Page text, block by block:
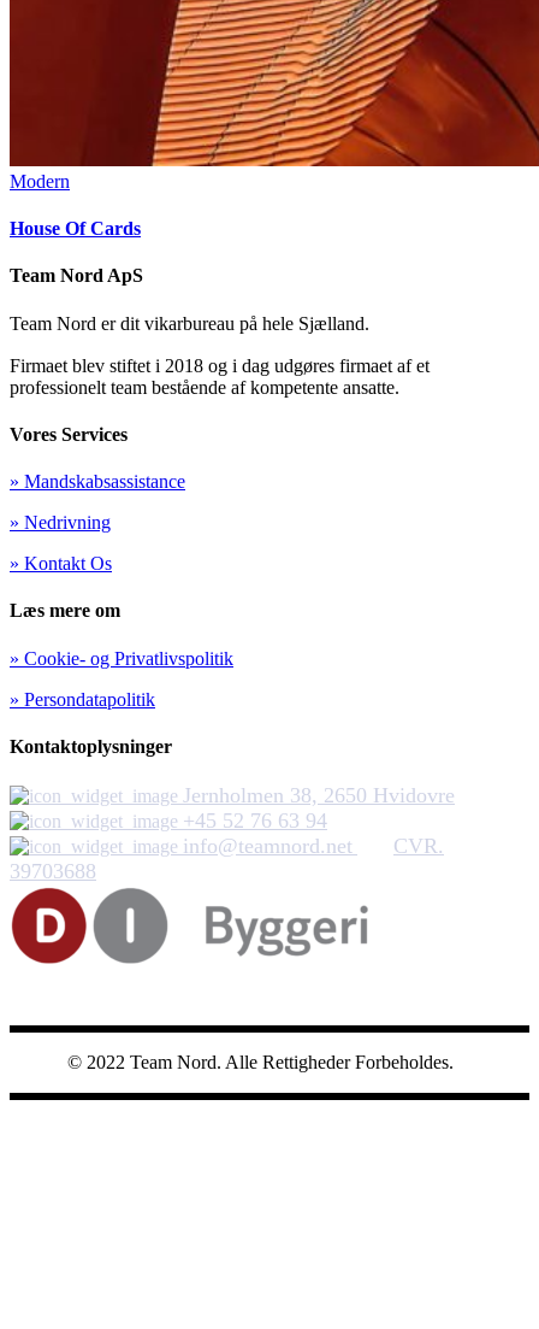
Modern
House Of Cards
Team Nord ApS
Team Nord er dit vikarbureau på hele Sjælland.
Firmaet blev stiftet i 2018 og i dag udgøres firmaet af et
professionelt team bestående af kompetente ansatte.
Vores Services
» Mandskabsassistance
» Nedrivning
» Kontakt Os
Læs mere om
» Cookie- og Privatlivspolitik
» Persondatapolitik
Kontaktoplysninger
Jernholmen 38, 2650 Hvidovre
+45 52 76 63 94
info@teamnord.net
CVR.
39703688
© 2022 Team Nord. Alle Rettigheder Forbeholdes.